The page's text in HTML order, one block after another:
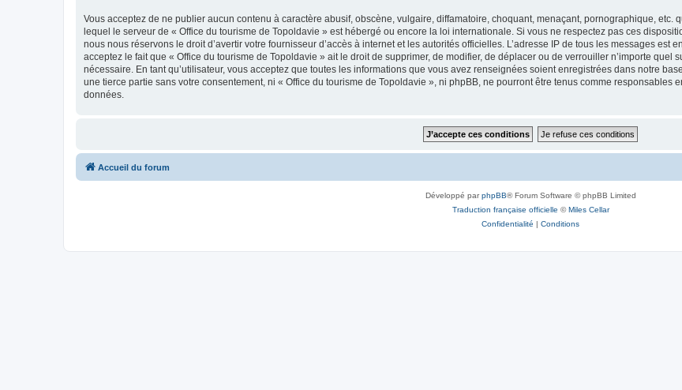
Vous acceptez de ne publier aucun contenu à caractère abusif, obscène, vulgaire, diffamatoire, choquant, menaçant, pornographique,
lequel le serveur de « Office du tourisme de Topoldavie » est hébergé ou encore la loi internationale. Si vous ne respectez pas ces
nous nous réservons le droit d’avertir votre fournisseur d’accès à internet et les autorités officielles. L’adresse IP de tous les messages est
acceptez le fait que « Office du tourisme de Topoldavie » ait le droit de supprimer, de modifier, de déplacer ou de verrouiller n’importe quel
nécessaire. En tant qu’utilisateur, vous acceptez que toutes les informations que vous avez renseignées soient enregistrées dans notre
une tierce partie sans votre consentement, ni « Office du tourisme de Topoldavie », ni phpBB, ne pourront être tenus comme responsables
données.
Accueil du forum
Développé parphpBB® Forum Software © phpBB Limited
Traduction française officielle ©Miles Cellar
Confidentialité | Conditions